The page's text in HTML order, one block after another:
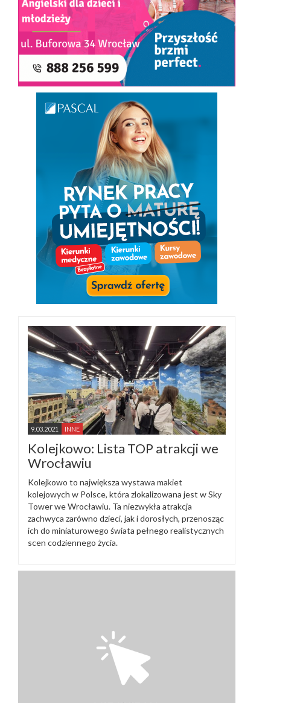
9.03.2021 INNE
Kolejkowo: Lista TOP atrakcji we
Wrocławiu
Kolejkowo to największa wystawa makiet
kolejowych w Polsce, która zlokalizowana jest w Sky
Tower we Wrocławiu. Ta niezwykła atrakcja
zachwyca zarówno dzieci, jak i dorosłych, przenosząc
ich do miniaturowego świata pełnego realistycznych
scen codziennego życia.